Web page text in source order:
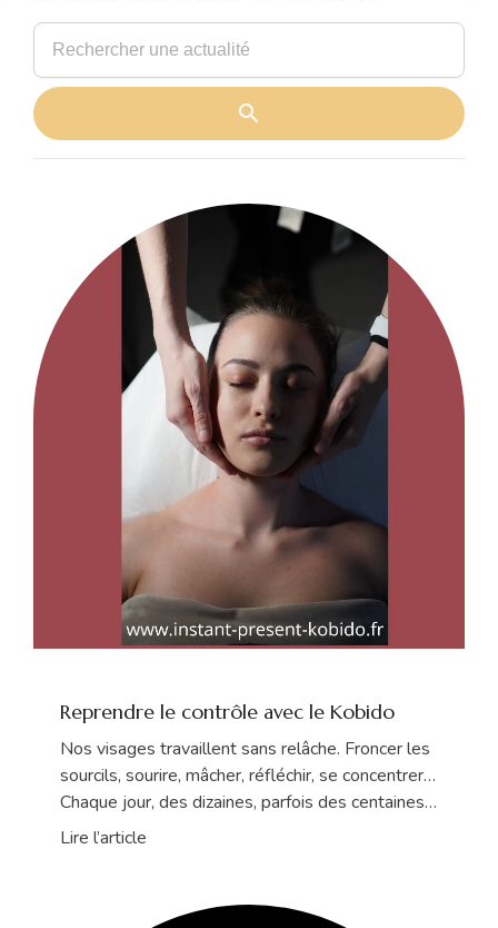
Reprendre le contrôle avec le Kobido
Nos visages travaillent sans relâche. Froncer les
sourcils, sourire, mâcher, réfléchir, se concentrer…
Chaque jour, des dizaines, parfois des centaines
de ...
Lire l’article